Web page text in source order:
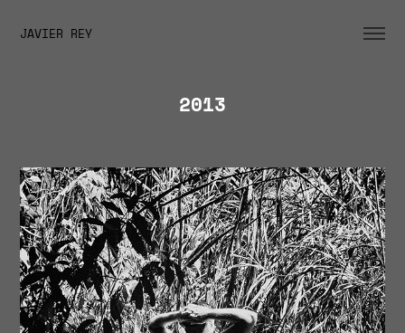
JAVIER REY
2013